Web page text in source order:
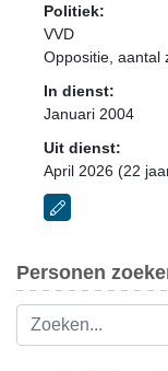
Politiek:
VVD
Oppositie ,
In dienst:
Januari 2004
Uit dienst:
April 2026 (22
Personen